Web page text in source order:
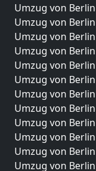
Umzug von
Umzug von
Umzug von
Umzug von
Umzug von
Umzug von
Umzug von
Umzug von
Umzug von
Umzug von
Umzug von
Umzug von